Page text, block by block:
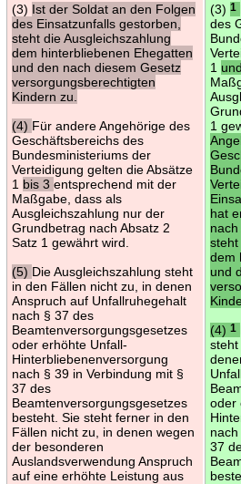
(3) Ist der Soldat an den Folgen
des Einsatzunfalls gestorben,
steht die Ausgleichszahlung
dem hinterbliebenen Ehegatten
und den nach diesem Gesetz
versorgungsberechtigten
Kindern zu.
(4) Für andere Angehörige des
Geschäftsbereichs des
Bundesministeriums der
Verteidigung gelten die Absätze
1 bis 3 entsprechend mit der
Maßgabe, dass als
Ausgleichszahlung nur der
Grundbetrag nach Absatz 2
Satz 1 gewährt wird.
(5) Die Ausgleichszahlung steht
in den Fällen nicht zu, in denen
Anspruch auf Unfallruhegehalt
nach § 37 des
Beamtenversorgungsgesetzes
oder erhöhte Unfall-
Hinterbliebenenversorgung
nach § 39 in Verbindung mit §
37 des
Beamtenversorgungsgesetzes
besteht. Sie steht ferner in den
Fällen nicht zu, in denen wegen
der besonderen
Auslandsverwendung Anspruch
auf eine erhöhte Leistung aus
(3) 1
des
1
1
hat
nach
steht
dem
und
(4) 1
steht
oder
37